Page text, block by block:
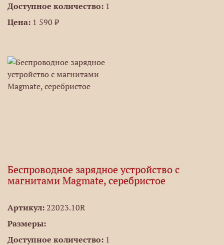
Доступное количество: 1
Цена: 1 590 ₽
Беспроводное зарядное устройство с
магнитами Magmate, серебристое
Артикул: 22023.10R
Размеры:
Доступное количество: 1